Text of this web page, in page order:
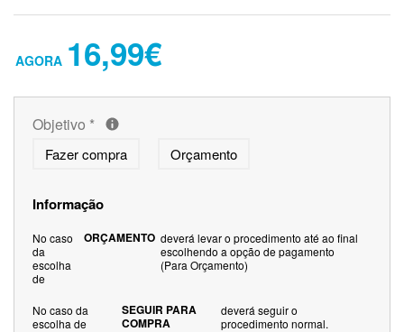
16,99€
Objetivo *
Fazer compra Orçamento
Informação
No caso
da
escolha
de
ORÇAMENTO deverá levar o procedimento até ao final
escolhendo a opção de pagamento
(Para Orçamento)
No caso da
escolha de
SEGUIR PARA
COMPRA
deverá seguir o
procedimento normal.